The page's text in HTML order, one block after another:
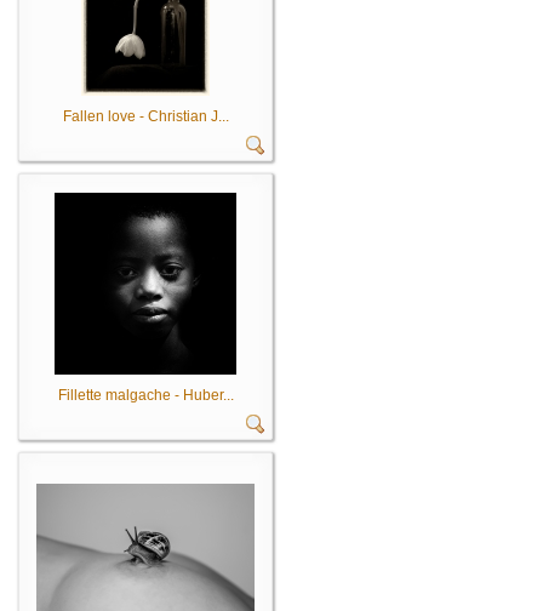
Fallen love - Christian J...
Fillette malgache - Huber...